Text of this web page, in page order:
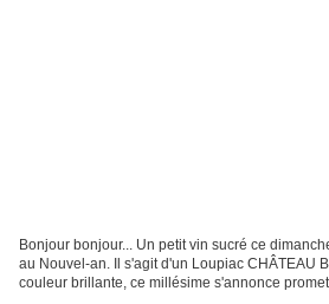
Bonjour bonjour... Un petit vin sucré ce
au Nouvel-an. Il s'agit d'un Loupiac CHÂTEAU
couleur brillante, ce millésime s'annonce